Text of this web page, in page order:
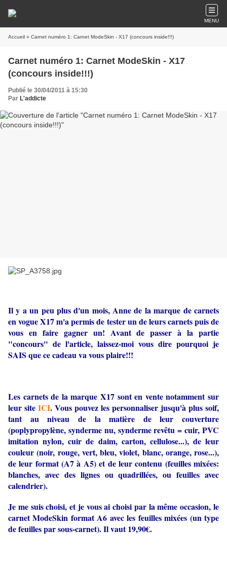
MENU
Accueil » Carnet numéro 1: Carnet ModeSkin - X17 (concours inside!!!)
Carnet numéro 1: Carnet ModeSkin - X17
(concours inside!!!)
Publié le 30/04/2011 à 15:30
Par L'addicte
Il y a un peu plus d'un mois, Anne de la marque de carnets
en vogue X17 m'a permis de tester un de leurs carnets puis de
vous en faire gagner un! Avant de passer à la partie
"concours" de l'article, laissez-moi vous dire pourquoi je
SAIS que ce cadeau va vous plaire!!!
Les carnets de la marque X17 sont en vente notamment sur
leur site ICI. Vous pouvez les personnaliser jusqu'à plus soif,
tant au niveau de la matière de leur couverture
(poplypropylène, synderme nu, synderme revêtu = cuir, PVC
imitation nylon, cuir de daim, carton, cellulose...), de leur
couleur (noir, rouge, vert, bleu, violet, blanc, orange, rose...),
de leur format (A7 à A5) et de leur contenu (feuilles mixées:
blanches, avec des lignes ou quadrillées, ou feuilles avec
calendrier).
Je me suis choisi, et je vous ai choisi par la même occasion, le
carnet ModeSkin format A6 avec les feuilles mixées (un type
de feuilles par sous-carnet). Il vaut 19,90€.